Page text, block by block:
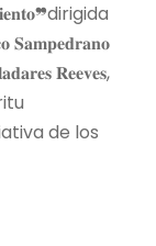
𝐒𝐚𝐦𝐩𝐞𝐝𝐫𝐚𝐧𝐨
𝐑𝐞𝐞𝐯𝐞𝐬,
de los